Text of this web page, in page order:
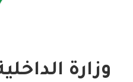
وزارة